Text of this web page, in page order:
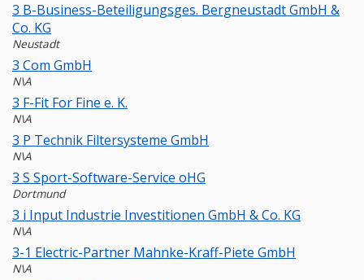
3 B-Business-Beteiligungsges. Bergneustadt GmbH &
Co. KG
Neustadt
3 Com GmbH
N\A
3 F-Fit For Fine e. K.
N\A
3 P Technik Filtersysteme GmbH
N\A
3 S Sport-Software-Service oHG
Dortmund
3 i Input Industrie Investitionen GmbH & Co. KG
N\A
3-1 Electric-Partner Mahnke-Kraff-Piete GmbH
N\A